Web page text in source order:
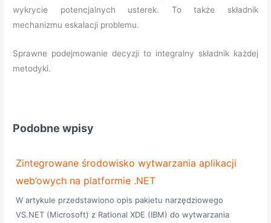
wykrycie potencjalnych usterek. To także składnik
mechanizmu eskalacji problemu.
Sprawne podejmowanie decyzji to integralny składnik każdej
metodyki.
Podobne wpisy
Zintegrowane środowisko wytwarzania aplikacji
web’owych na platformie .NET
W artykule przedstawiono opis pakietu narzędziowego
VS.NET (Microsoft) z Rational XDE (IBM) do wytwarzania